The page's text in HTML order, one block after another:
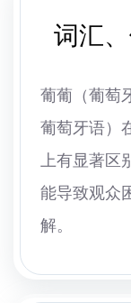
词汇
葡葡（葡萄
葡萄牙语）
上有显著区
能导致观众
解。